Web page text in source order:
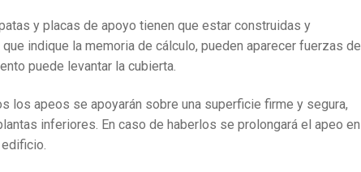
y placas de apoyo tienen que estar construidas y
indique la memoria de cálculo, pueden aparecer fuerzas de
puede levantar la cubierta.
los apeos se apoyarán sobre una superficie firme y segura,
inferiores. En caso de haberlos se prolongará el apeo en